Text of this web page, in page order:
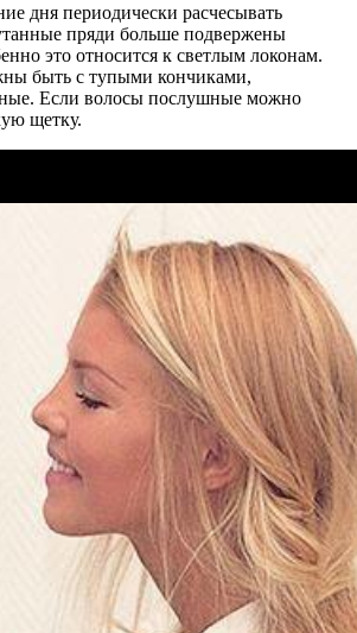
дня периодически расчесывать
пряди больше подвержены
это относится к светлым локонам.
быть с тупыми кончиками,
Если волосы послушные можно
щетку.